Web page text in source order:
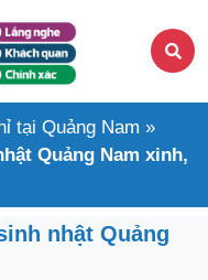
tại Quảng Nam »
Quảng Nam xinh,
nhật Quảng